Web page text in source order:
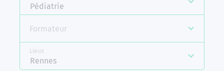
Pédiatrie
Formateur
Lieux
Rennes